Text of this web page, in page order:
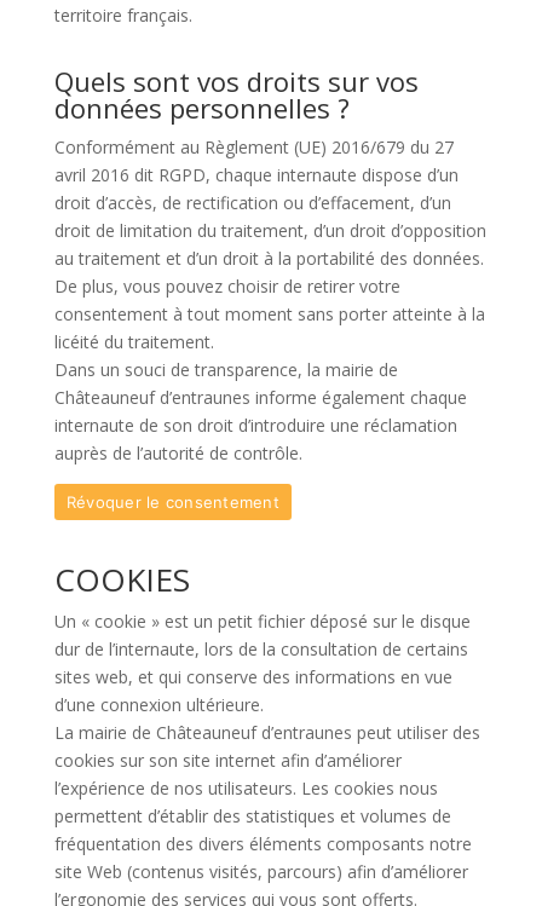
territoire français.
Quels sont vos droits sur vos
données personnelles ?
Conformément au Règlement (UE) 2016/679 du 27
avril 2016 dit RGPD, chaque internaute dispose d’un
droit d’accès, de rectification ou d’effacement, d’un
droit de limitation du traitement, d’un droit d’opposition
au traitement et d’un droit à la portabilité des données.
De plus, vous pouvez choisir de retirer votre
consentement à tout moment sans porter atteinte à la
licéité du traitement.
Dans un souci de transparence, la mairie de
Châteauneuf d’entraunes informe également chaque
internaute de son droit d’introduire une réclamation
auprès de l’autorité de contrôle.
Révoquer le consentement
COOKIES
Un « cookie » est un petit fichier déposé sur le disque
dur de l’internaute, lors de la consultation de certains
sites web, et qui conserve des informations en vue
d’une connexion ultérieure.
La mairie de Châteauneuf d’entraunes peut utiliser des
cookies sur son site internet afin d’améliorer
l’expérience de nos utilisateurs. Les cookies nous
permettent d’établir des statistiques et volumes de
fréquentation des divers éléments composants notre
site Web (contenus visités, parcours) afin d’améliorer
l’ergonomie des services qui vous sont offerts.